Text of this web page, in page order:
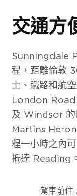
交通方
Sunningdale
程，距離倫敦
士、鐵路和航
London Road
及 Windsor 的
Martins Heron
程一小時之內
抵達 Reading。
駕車前住